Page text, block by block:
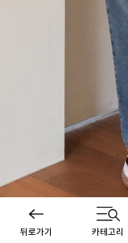
뒤로가기 카테고리